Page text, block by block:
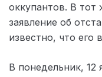
оккупантов. В тот
заявление об
известно, что его
В понедельник, 12